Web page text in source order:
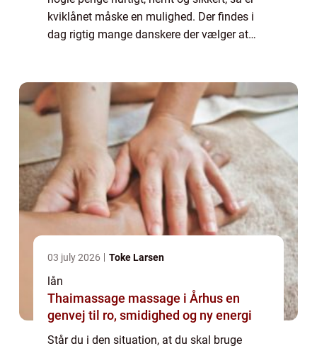
kviklånet måske en mulighed. Der findes i
dag rigtig mange danskere der vælger at
03 july 2026 Toke Larsen
lån
Thaimassage massage i Århus en
genvej til ro, smidighed og ny energi
Står du i den situation, at du skal bruge